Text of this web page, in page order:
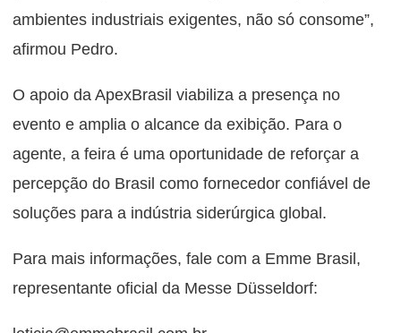
ambientes industriais exigentes, não só consome”,
afirmou Pedro.
O apoio da ApexBrasil viabiliza a presença no
evento e amplia o alcance da exibição. Para o
agente, a feira é uma oportunidade de reforçar a
percepção do Brasil como fornecedor confiável de
soluções para a indústria siderúrgica global.
Para mais informações, fale com a Emme Brasil,
representante oficial da Messe Düsseldorf: